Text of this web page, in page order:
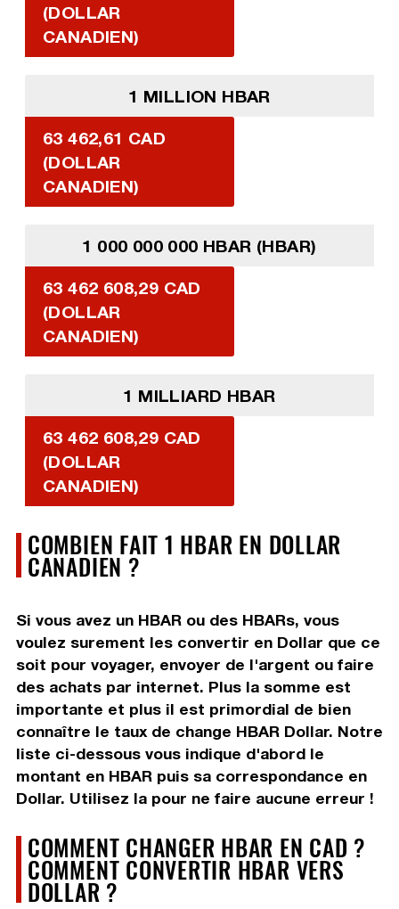
(DOLLAR
CANADIEN)
1 MILLION HBAR
63 462,61 CAD
(DOLLAR
CANADIEN)
1 000 000 000 HBAR (HBAR)
63 462 608,29 CAD
(DOLLAR
CANADIEN)
1 MILLIARD HBAR
63 462 608,29 CAD
(DOLLAR
CANADIEN)
COMBIEN FAIT 1 HBAR EN DOLLAR
CANADIEN ?
Si vous avez un HBAR ou des HBARs, vous
voulez surement les convertir en Dollar que ce
soit pour voyager, envoyer de l'argent ou faire
des achats par internet. Plus la somme est
importante et plus il est primordial de bien
connaître le taux de change HBAR Dollar. Notre
liste ci-dessous vous indique d'abord le
montant en HBAR puis sa correspondance en
Dollar. Utilisez la pour ne faire aucune erreur !
COMMENT CHANGER HBAR EN CAD ?
COMMENT CONVERTIR HBAR VERS
DOLLAR ?